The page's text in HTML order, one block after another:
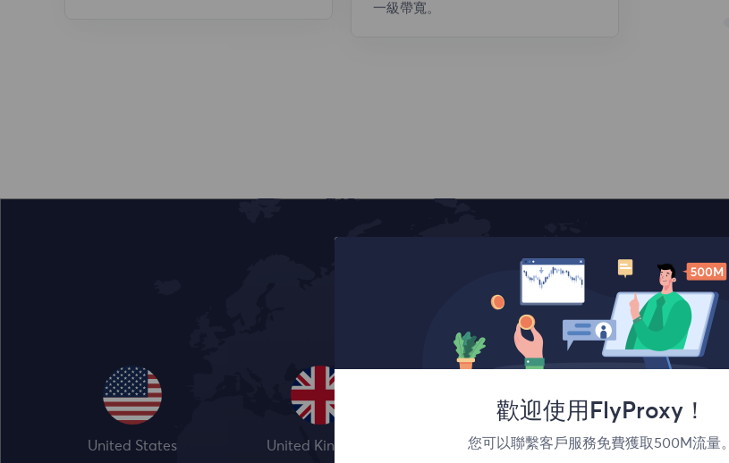
一級帶寬。
覆蓋全球
United States United Kingdom France Canada
歡迎使用FlyProxy！
您可以聯繫客戶服務免費獲取500M流量。